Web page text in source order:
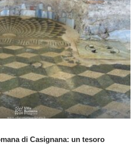
di Casignana: un tesoro